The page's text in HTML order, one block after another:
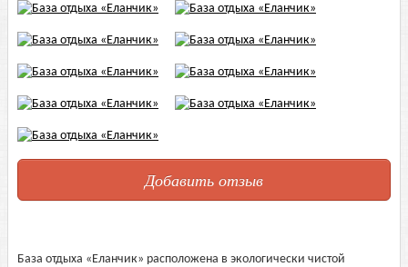
Добавить отзыв
База отдыха «Еланчик» расположена в экологически чистой